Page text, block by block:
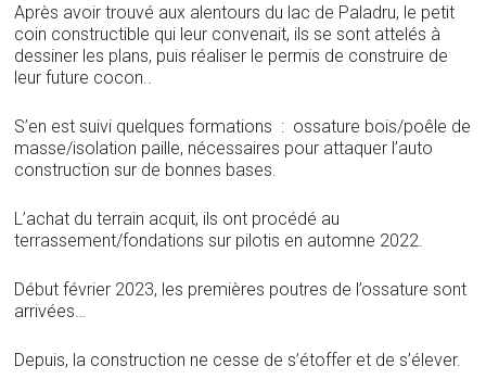
Après avoir trouvé aux alentours du lac de Paladru, le petit
coin constructible qui leur convenait, ils se sont attelés à
dessiner les plans, puis réaliser le permis de construire de
leur future cocon..
S’en est suivi quelques formations : ossature bois/poêle de
masse/isolation paille, nécessaires pour attaquer l’auto
construction sur de bonnes bases.
L’achat du terrain acquit, ils ont procédé au
terrassement/fondations sur pilotis en automne 2022.
Début février 2023, les premières poutres de l’ossature sont
arrivées…
Depuis, la construction ne cesse de s’étoffer et de s’élever.